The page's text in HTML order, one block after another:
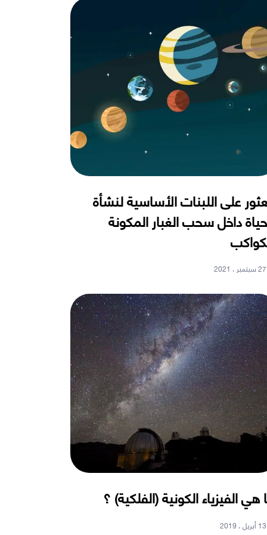
على اللبنات الأساسية لنشأة
داخل سحب الغبار المكونة
27 سبتمبر ، 2021
هي الفيزياء الكونية (الفلكية) ؟
13 أبريل ، 2019